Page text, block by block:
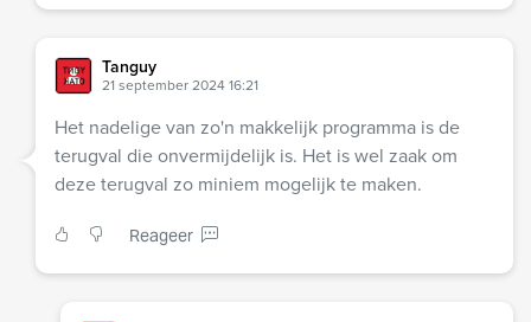
Tanguy
21 september 2024 16:21
Het nadelige van zo'n makkelijk programma is de
terugval die onvermijdelijk is. Het is wel zaak om
deze terugval zo miniem mogelijk te maken.
Reageer